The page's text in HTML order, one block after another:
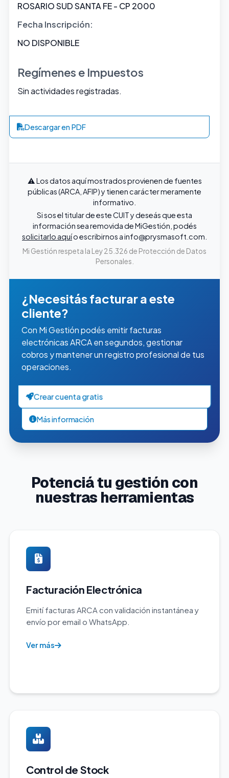
ROSARIO SUD SANTA FE - CP 2000
Fecha Inscripción:
NO DISPONIBLE
Regímenes e Impuestos
Sin actividades registradas.
Descargar en PDF
⚠️ Los datos aquí mostrados provienen de fuentes
públicas (ARCA, AFIP) y tienen carácter meramente
informativo.
Si sos el titular de este CUIT y deseás que esta
información sea removida de MiGestión, podés
solicitarlo aquío escribirnos ainfo@prysmasoft.com
Mi Gestión respeta la Ley 25.326 de Protección de Datos
Personales.
¿Necesitás facturar a este
cliente?
Con Mi Gestión podés emitir facturas
electrónicas ARCA en segundos, gestionar
cobros y mantener un registro profesional de tus
operaciones.
Crear cuenta gratis
Más información
Potenciá tu gestión con
nuestras herramientas
Facturación Electrónica
Emití facturas ARCA con validación instantánea y
envío por email o WhatsApp.
Ver más
Control de Stock